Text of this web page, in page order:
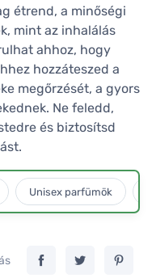
étrend, a minőségi
mint az inhalálás
ahhoz, hogy
hozzáteszed a
megőrzését, a gyors
Ne feledd,
és biztosítsd
Unisex parfümök